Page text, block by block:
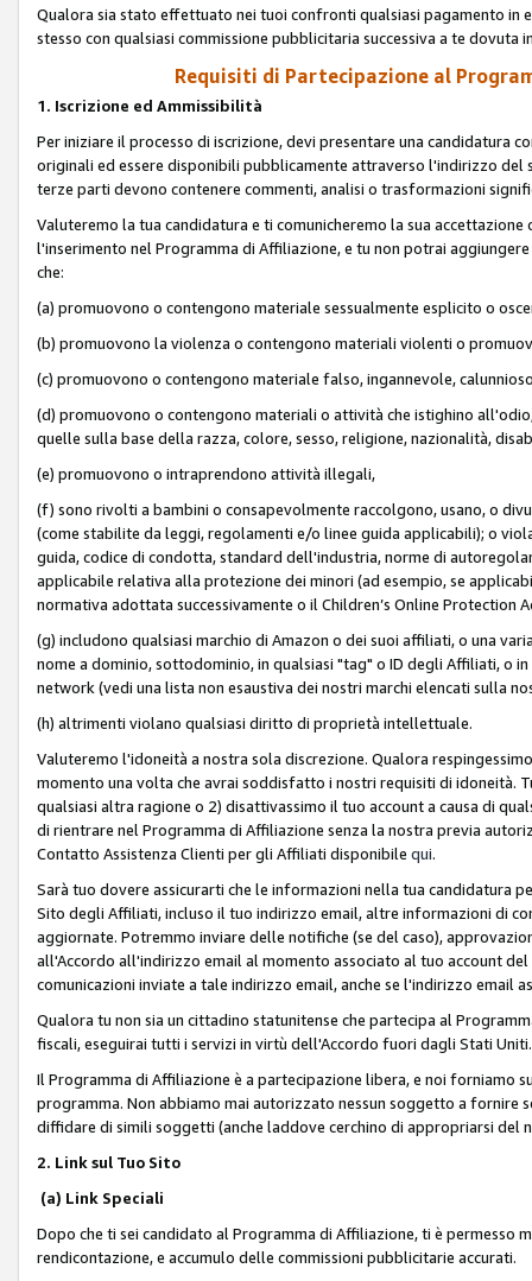
Qualora sia stato effettuato nei tuoi confronti qualsiasi pagamento in
stesso con qualsiasi commissione pubblicitaria successiva a te dovuta
Requisiti di Partecipazione al
1. Iscrizione ed Ammissibilità
Per iniziare il processo di iscrizione, devi presentare una candidatura
originali ed essere disponibili pubblicamente attraverso l'indirizzo
terze parti devono contenere commenti, analisi o trasformazioni
Valuteremo la tua candidatura e ti comunicheremo la sua
l'inserimento nel Programma di Affiliazione, e tu non potrai
che:
(a) promuovono o contengono materiale sessualmente esplicito o
(b) promuovono la violenza o contengono materiali violenti o
(c) promuovono o contengono materiale falso, ingannevole,
(d) promuovono o contengono materiali o attività che istighino
quelle sulla base della razza, colore, sesso, religione, nazionalità,
(e) promuovono o intraprendono attività illegali,
(f) sono rivolti a bambini o consapevolmente raccolgono, usano, o
(come stabilite da leggi, regolamenti e/o linee guida applicabili); o
guida, codice di condotta, standard dell'industria, norme di
applicabile relativa alla protezione dei minori (ad esempio, se
normativa adottata successivamente o il Children’s Online Protection
(g) includono qualsiasi marchio di Amazon o dei suoi affiliati, o una
nome a dominio, sottodominio, in qualsiasi "tag" o ID degli Affiliati, o
network (vedi una lista non esaustiva dei nostri marchi elencati sulla
(h) altrimenti violano qualsiasi diritto di proprietà intellettuale.
Valuteremo l'idoneità a nostra sola discrezione. Qualora
momento una volta che avrai soddisfatto i nostri requisiti di idoneità.
qualsiasi altra ragione o 2) disattivassimo il tuo account a causa di
di rientrare nel Programma di Affiliazione senza la nostra previa
Contatto Assistenza Clienti per gli Affiliati disponibile qui.
Sarà tuo dovere assicurarti che le informazioni nella tua candidatura
Sito degli Affiliati, incluso il tuo indirizzo email, altre informazioni di
aggiornate. Potremmo inviare delle notifiche (se del caso),
all'Accordo all'indirizzo email al momento associato al tuo account
comunicazioni inviate a tale indirizzo email, anche se l'indirizzo email
Qualora tu non sia un cittadino statunitense che partecipa al
fiscali, eseguirai tutti i servizi in virtù dell'Accordo fuori dagli Stati
Il Programma di Affiliazione è a partecipazione libera, e noi forniamo
programma. Non abbiamo mai autorizzato nessun soggetto a fornire
diffidare di simili soggetti (anche laddove cerchino di appropriarsi
2. Link sul Tuo Sito
(a) Link Speciali
Dopo che ti sei candidato al Programma di Affiliazione, ti è permesso
rendicontazione, e accumulo delle commissioni pubblicitarie accurati.